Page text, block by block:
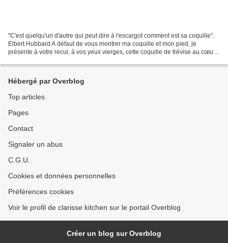
"C'est quelqu'un d'autre qui peut dire à l'escargot comment est sa coquille".
Elbert Hubbard A défaut de vous montrer ma coquille et mon pied, je
présente à votre recul, à vos yeux vierges, cette coquille de trévise au cœur
Hébergé par Overblog
Top articles
Pages
Contact
Signaler un abus
C.G.U.
Cookies et données personnelles
Préférences cookies
Voir le profil de clarisse kitchen sur le portail Overblog
Créer un blog sur Overblog